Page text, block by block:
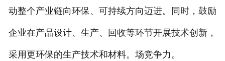
动整个产业链向环保、可持续方向迈进。同时，鼓励
企业在产品设计、生产、回收等环节开展技术创新，
采用更环保的生产技术和材料。场竞争力。